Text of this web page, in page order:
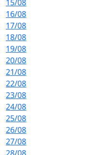
15/08
16/08
17/08
18/08
19/08
20/08
21/08
22/08
23/08
24/08
25/08
26/08
27/08